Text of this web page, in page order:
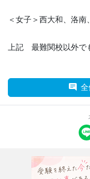
＜女子＞西大和、洛南
上記 最難関校以外で
全